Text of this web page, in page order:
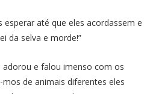
até que eles acordassem e
da selva e morde!”
adorou e falou imenso com os
de animais diferentes eles